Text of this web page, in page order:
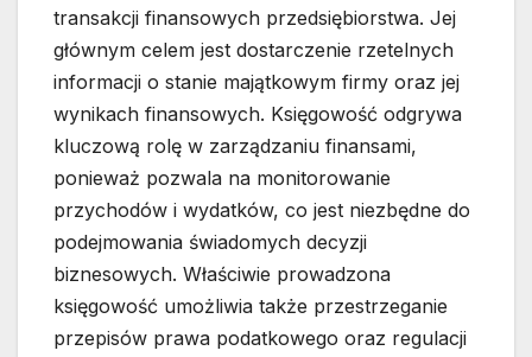
transakcji finansowych przedsiębiorstwa. Jej
głównym celem jest dostarczenie rzetelnych
informacji o stanie majątkowym firmy oraz jej
wynikach finansowych. Księgowość odgrywa
kluczową rolę w zarządzaniu finansami,
ponieważ pozwala na monitorowanie
przychodów i wydatków, co jest niezbędne do
podejmowania świadomych decyzji
biznesowych. Właściwie prowadzona
księgowość umożliwia także przestrzeganie
przepisów prawa podatkowego oraz regulacji